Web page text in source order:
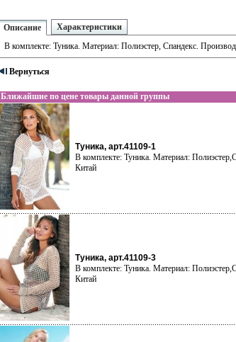
Описание
Характеристики
В комплекте: Туника. Материал: Полиэстер, Спандекс.
Вернуться
Ближайшие по цене товары данной группы
Туника, арт.41109-1
В комплекте: Туника. Материал:
Китай
Туника, арт.41109-3
В комплекте: Туника. Материал:
Китай